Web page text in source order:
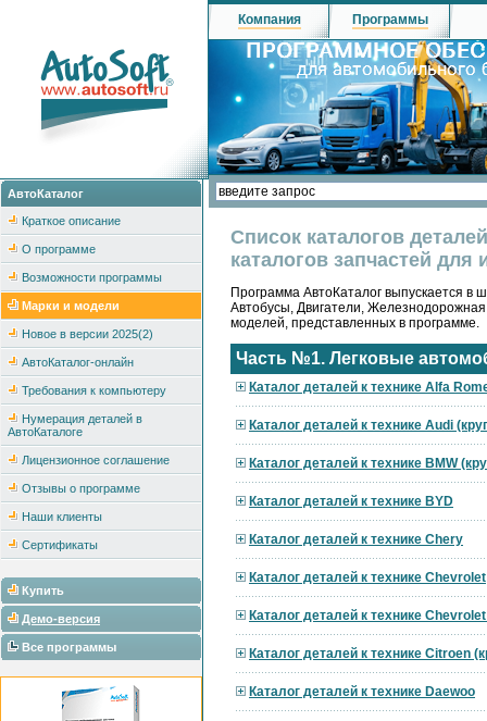
АвтоКаталог
Краткое описание
О программе
Возможности программы
Марки и модели
Новое в версии 2025(2)
АвтоКаталог-онлайн
Требования к компьютеру
Нумерация деталей в
АвтоКаталоге
Лицензионное соглашение
Отзывы о программе
Наши клиенты
Сертификаты
Купить
Демо-версия
Все программы
Компания Программы
Список каталогов
каталогов запчастей для
Программа АвтоКаталог выпускается в
Автобусы, Двигатели,
моделей, представленных в программе.
Часть №1. Легковые
Каталог деталей к технике Alfa
Каталог деталей к технике Audi
Каталог деталей к технике BMW
Каталог деталей к технике BYD
Каталог деталей к технике Chery
Каталог деталей к технике Chevrolet
Каталог деталей к технике
Каталог деталей к технике Citroen
Каталог деталей к технике Daewoo